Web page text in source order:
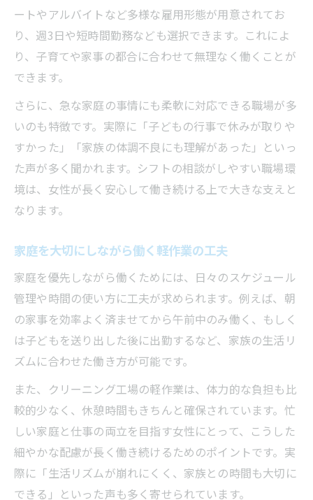
ートやアルバイトなど多様な雇用形態が用意されてお
り、週3日や短時間勤務なども選択できます。これによ
り、子育てや家事の都合に合わせて無理なく働くことが
できます。
さらに、急な家庭の事情にも柔軟に対応できる職場が多
いのも特徴です。実際に「子どもの行事で休みが取りや
すかった」「家族の体調不良にも理解があった」といっ
た声が多く聞かれます。シフトの相談がしやすい職場環
境は、女性が長く安心して働き続ける上で大きな支えと
なります。
家庭を大切にしながら働く軽作業の工夫
家庭を優先しながら働くためには、日々のスケジュール
管理や時間の使い方に工夫が求められます。例えば、朝
の家事を効率よく済ませてから午前中のみ働く、もしく
は子どもを送り出した後に出勤するなど、家族の生活リ
ズムに合わせた働き方が可能です。
また、クリーニング工場の軽作業は、体力的な負担も比
較的少なく、休憩時間もきちんと確保されています。忙
しい家庭と仕事の両立を目指す女性にとって、こうした
細やかな配慮が長く働き続けるためのポイントです。実
際に「生活リズムが崩れにくく、家族との時間も大切に
できる」といった声も多く寄せられています。